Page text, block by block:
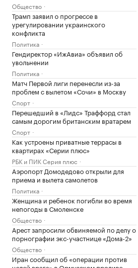
Общество
Трамп заявил о прогрессе в
урегулировании украинского
конфликта
Политика
Гендиректор «ИжАвиа» объявил об
увольнении
Политика
Матч Первой лиги перенесли из-за
проблем с вылетом «Сочи» в Москву
Спорт
Перешедший в «Лидс» Траффорд стал
самым дорогим британским вратарем
Спорт
Как устроены приватные террасы в
квартирах «Серии плюс»
РБК и ПИК Серия плюс
Аэропорт Домодедово открыли для
приема и вылета самолетов
Политика
Женщина и ребенок погибли во время
непогоды в Смоленске
Общество
Арест запросили обвиняемой по делу о
порнографии экс-участнице «Дома-2»
Общество
Иран сообщил об «операции против